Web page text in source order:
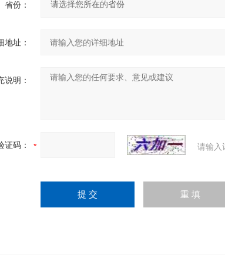
省份：
地址：
说明：
证码： 请输入